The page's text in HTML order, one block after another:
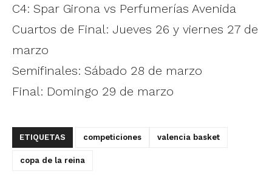
C4: Spar Girona vs Perfumerías Avenida
Cuartos de Final: Jueves 26 y viernes 27 de
marzo
Semifinales: Sábado 28 de marzo
Final: Domingo 29 de marzo
ETIQUETAS competiciones valencia basket
copa de la reina